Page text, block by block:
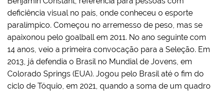
deficiência visual no país, onde conheceu o esporte
paralímpico. Começou no arremesso de peso, mas se
apaixonou pelo goalball em 2011. No ano seguinte com
14 anos, veio a primeira convocação para a Seleção. Em
2013, já defendia o Brasil no Mundial de Jovens, em
Colorado Springs (EUA). Jogou pelo Brasil até o fim do
ciclo de Tóquio, em 2021, quando a soma de um quadro